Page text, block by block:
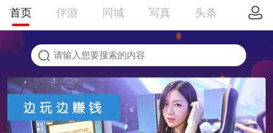
首页 伴游 同城 写真 头条